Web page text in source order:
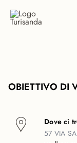
OBIETTIVO DI
Dove ci
57 VIA